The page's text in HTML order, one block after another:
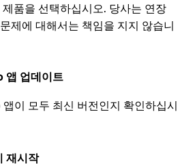
품을 선택하십시오. 당사는 연장
제에 대해서는 책임을 지지 않습니
앱 업데이트
이 모두 최신 버전인지 확인하십시
재시작